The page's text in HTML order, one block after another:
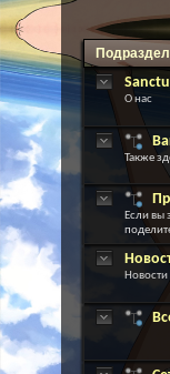
О нас
Также
Если вы